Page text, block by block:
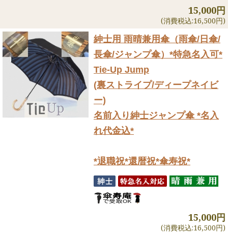
15,000円
(消費税込:16,500円)
紳士用 雨晴兼用傘（雨傘/日傘/
長傘/ジャンプ傘） *特急名入可*
Tie-Up Jump
(裏ストライプ/ディープネイビ
ー)
名前入り紳士ジャンプ傘 *名入
れ代金込*
*退職祝*還暦祝*傘寿祝*
15,000円
(消費税込:16,500円)